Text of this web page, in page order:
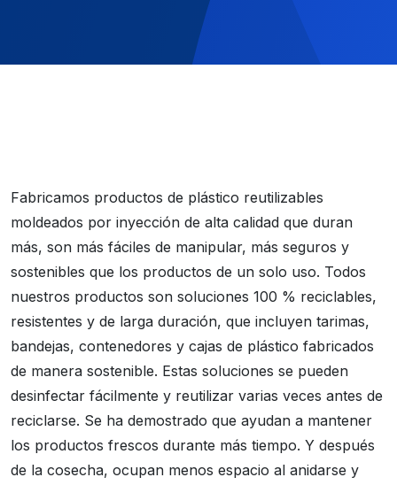
Fabricamos productos de plástico reutilizables
moldeados por inyección de alta calidad que duran
más, son más fáciles de manipular, más seguros y
sostenibles que los productos de un solo uso. Todos
nuestros productos son soluciones 100 % reciclables,
resistentes y de larga duración, que incluyen tarimas,
bandejas, contenedores y cajas de plástico fabricados
de manera sostenible. Estas soluciones se pueden
desinfectar fácilmente y reutilizar varias veces antes de
reciclarse. Se ha demostrado que ayudan a mantener
los productos frescos durante más tiempo. Y después
de la cosecha, ocupan menos espacio al anidarse y